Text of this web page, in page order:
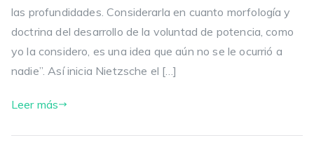
las profundidades. Considerarla en cuanto morfología y
doctrina del desarrollo de la voluntad de potencia, como
yo la considero, es una idea que aún no se le ocurrió a
nadie”. Así inicia Nietzsche el […]
Leer más